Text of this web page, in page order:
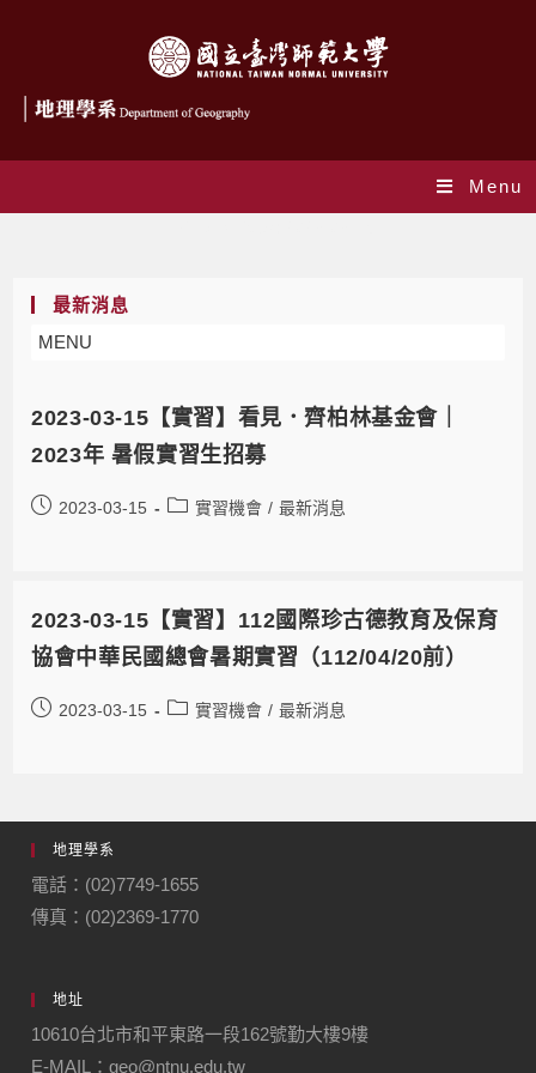
Menu
最新消息
MENU
2023-03-15【實習】看見．齊柏林基金會｜
2023年 暑假實習生招募
2023-03-15 實習機會 / 最新消息
2023-03-15【實習】112國際珍古德教育及保育
協會中華民國總會暑期實習（112/04/20前）
2023-03-15 實習機會 / 最新消息
地理學系
電話：(02)7749-1655
傳真：(02)2369-1770
地址
10610台北市和平東路一段162號勤大樓9樓
E-MAIL：geo@ntnu.edu.tw